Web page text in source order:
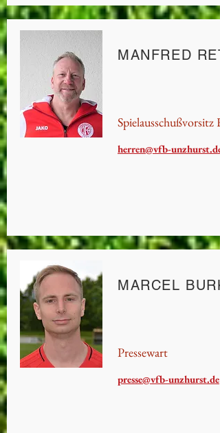
MANFRED
Spielausschußvorsitz
herren@vfb-unzhurst.de
MARCEL
Pressewart
presse@vfb-unzhurst.de